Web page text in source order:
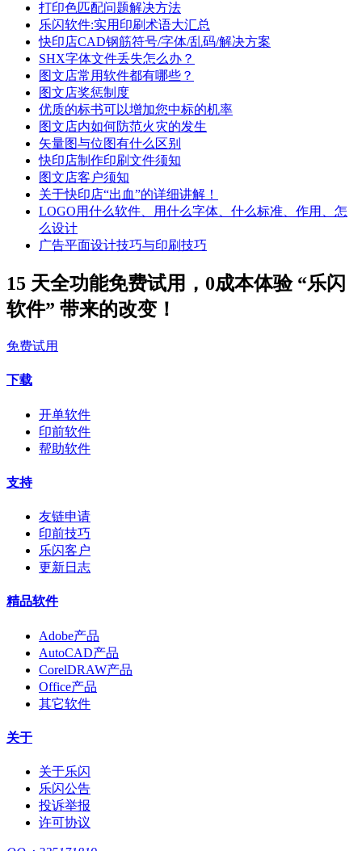
打印色匹配问题解决方法
乐闪软件:实用印刷术语大汇总
快印店CAD钢筋符号/字体/乱码/解决方案
SHX字体文件丢失怎么办？
图文店常用软件都有哪些？
图文店奖惩制度
优质的标书可以增加您中标的机率
图文店内如何防范火灾的发生
矢量图与位图有什么区别
快印店制作印刷文件须知
图文店客户须知
关于快印店“出血”的详细讲解！
LOGO用什么软件、用什么字体、什么标准、作用、怎
么设计
广告平面设计技巧与印刷技巧
15 天全功能免费试用，0成本体验 “乐闪
软件” 带来的改变！
免费试用
下载
开单软件
印前软件
帮助软件
支持
友链申请
印前技巧
乐闪客户
更新日志
精品软件
Adobe产品
AutoCAD产品
CorelDRAW产品
Office产品
其它软件
关于
关于乐闪
乐闪公告
投诉举报
许可协议